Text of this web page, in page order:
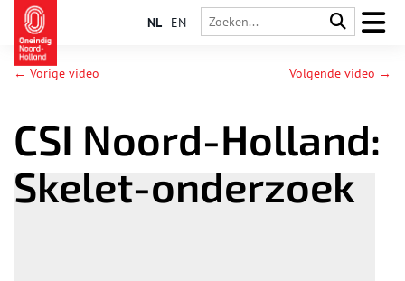
NL EN
← Vorige video Volgende video →
CSI Noord-Holland:
Skelet-onderzoek